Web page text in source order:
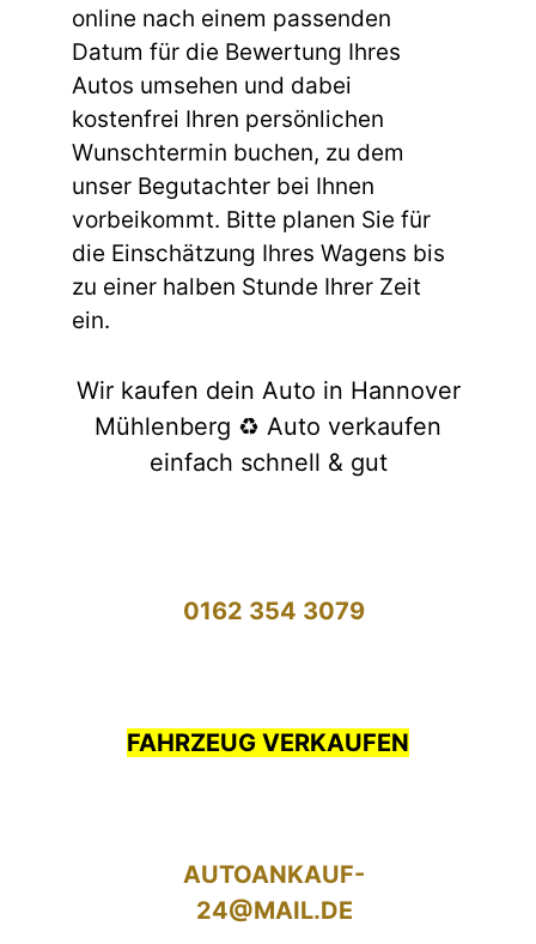
online nach einem passenden
Datum für die Bewertung Ihres
Autos umsehen und dabei
kostenfrei Ihren persönlichen
Wunschtermin buchen, zu dem
unser Begutachter bei Ihnen
vorbeikommt. Bitte planen Sie für
die Einschätzung Ihres Wagens bis
zu einer halben Stunde Ihrer Zeit
ein.
Wir kaufen dein Auto in Hannover
Mühlenberg ♻️ Auto verkaufen
einfach schnell & gut
0162 354 3079
FAHRZEUG VERKAUFEN
AUTOANKAUF-
24@MAIL.DE